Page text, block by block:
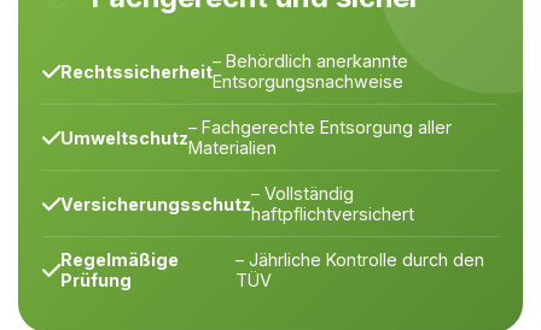
Rechtssicherheit– Behördlich anerkannte
Entsorgungsnachweise
Umweltschutz– Fachgerechte Entsorgung aller
Materialien
Versicherungsschutz– Vollständig
haftpflichtversichert
Regelmäßige
Prüfung
– Jährliche Kontrolle durch den
TÜV